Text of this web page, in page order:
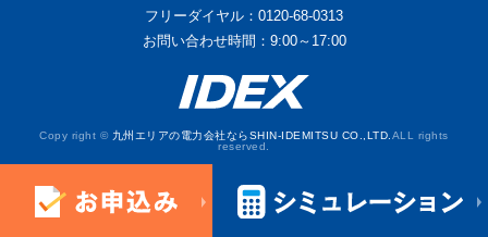
フリーダイヤル：0120-68-0313
お問い合わせ時間：9:00～17:00
Copy right © 九州エリアの電力会社ならSHIN-IDEMITSU CO.,LTD. ALL rights
reserved.